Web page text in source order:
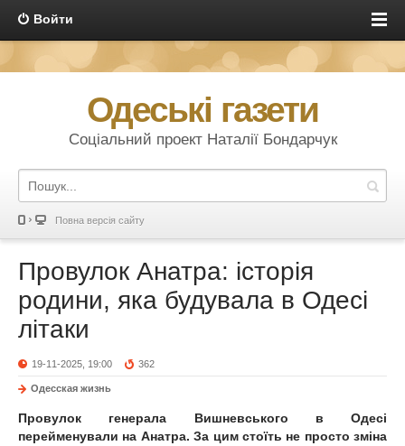
Войти
Одеські газети
Соціальний проект Наталії Бондарчук
Повна версія сайту
Провулок Анатра: історія
родини, яка будувала в Одесі
літаки
19-11-2025, 19:00 362
Одесская жизнь
Провулок генерала Вишневського в Одесі
перейменували на Анатра. За цим стоїть не просто зміна